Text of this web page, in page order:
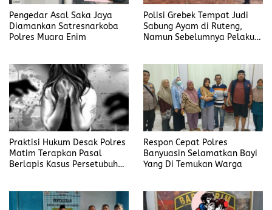
Pengedar Asal Saka Jaya
Diamankan Satresnarkoba
Polres Muara Enim
Polisi Grebek Tempat Judi
Sabung Ayam di Ruteng,
Namun Sebelumnya Pelaku
Praktisi Hukum Desak Polres
Matim Terapkan Pasal
Berlapis Kasus Persetubuhan
Respon Cepat Polres
Banyuasin Selamatkan Bayi
Yang Di Temukan Warga